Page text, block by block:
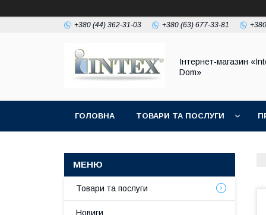
+380 (44) 362-31-03 +380 (63) 677-33-81
Інтернет-магазин
Dom»
ГОЛОВНА ТОВАРИ ТА ПОСЛУГИ
Товари та послуги
Новиги